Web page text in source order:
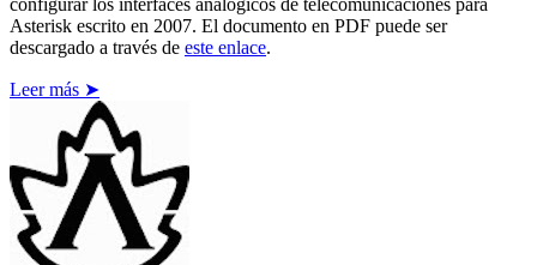
configurar los interfaces analógicos de telecomunicaciones para
Asterisk escrito en 2007. El documento en PDF puede ser
descargado a través de este enlace.
Leer más ➤